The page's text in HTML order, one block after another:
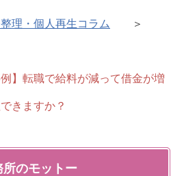
理・個人再生コラム ＞
例】転職で給料が減って借金が増
きますか？
所のモットー